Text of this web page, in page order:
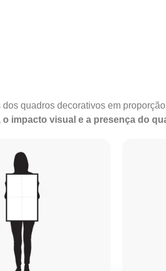
quadros decorativos em
o impacto visual e a presença do